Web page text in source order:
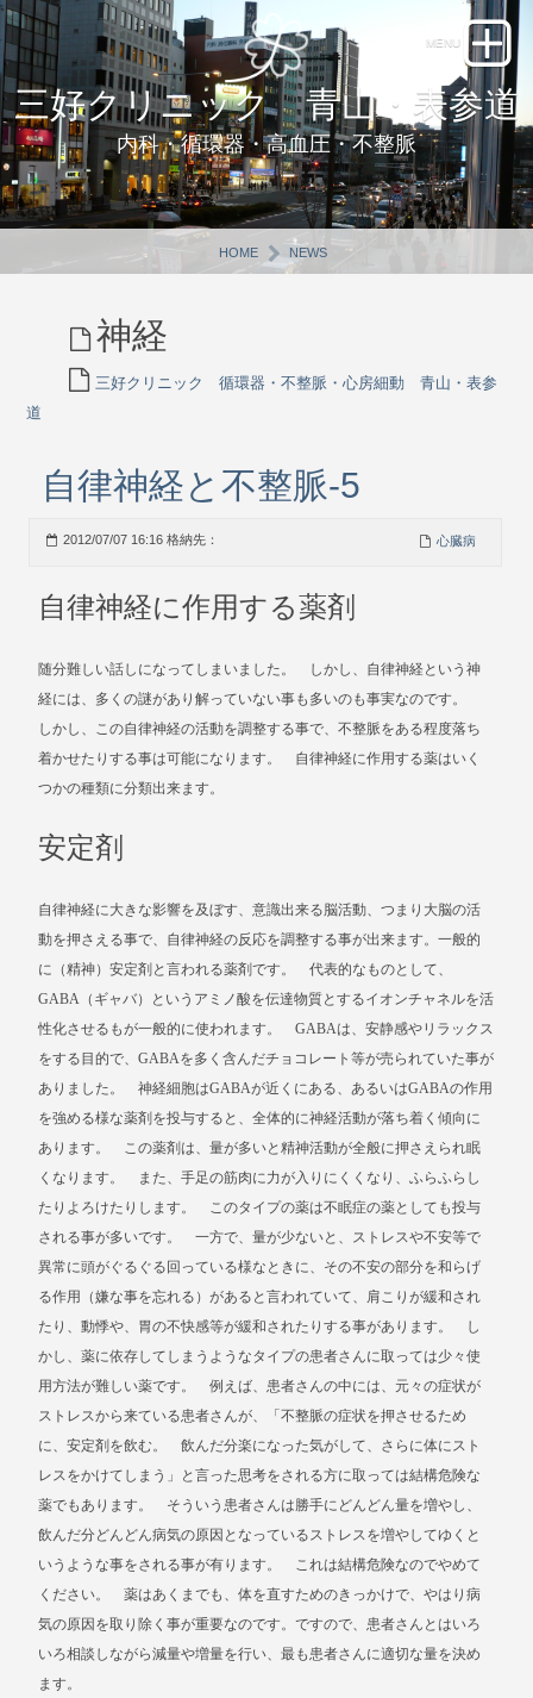
三好クリニック 青山・表参道
内科・循環器・高血圧・不整脈
HOME NEWS
神経
三好クリニック 循環器・不整脈・心房細動 青山・表参
道
自律神経と不整脈-5
2012/07/07 16:16 格納先： 心臓病
自律神経に作用する薬剤
随分難しい話しになってしまいました。 しかし、自律神経という神
経には、多くの謎があり解っていない事も多いのも事実なのです。
しかし、この自律神経の活動を調整する事で、不整脈をある程度落ち
着かせたりする事は可能になります。 自律神経に作用する薬はいく
つかの種類に分類出来ます。
安定剤
自律神経に大きな影響を及ぼす、意識出来る脳活動、つまり大脳の活
動を押さえる事で、自律神経の反応を調整する事が出来ます。一般的
に（精神）安定剤と言われる薬剤です。 代表的なものとして、
GABA（ギャバ）というアミノ酸を伝達物質とするイオンチャネルを活
性化させるもが一般的に使われます。 GABAは、安静感やリラックス
をする目的で、GABAを多く含んだチョコレート等が売られていた事が
ありました。 神経細胞はGABAが近くにある、あるいはGABAの作用
を強める様な薬剤を投与すると、全体的に神経活動が落ち着く傾向に
あります。 この薬剤は、量が多いと精神活動が全般に押さえられ眠
くなります。 また、手足の筋肉に力が入りにくくなり、ふらふらし
たりよろけたりします。 このタイプの薬は不眠症の薬としても投与
される事が多いです。 一方で、量が少ないと、ストレスや不安等で
異常に頭がぐるぐる回っている様なときに、その不安の部分を和らげ
る作用（嫌な事を忘れる）があると言われていて、肩こりが緩和され
たり、動悸や、胃の不快感等が緩和されたりする事があります。 し
かし、薬に依存してしまうようなタイプの患者さんに取っては少々使
用方法が難しい薬です。 例えば、患者さんの中には、元々の症状が
ストレスから来ている患者さんが、「不整脈の症状を押させるため
に、安定剤を飲む。 飲んだ分楽になった気がして、さらに体にスト
レスをかけてしまう」と言った思考をされる方に取っては結構危険な
薬でもあります。 そういう患者さんは勝手にどんどん量を増やし、
飲んだ分どんどん病気の原因となっているストレスを増やしてゆくと
いうような事をされる事が有ります。 これは結構危険なのでやめて
ください。 薬はあくまでも、体を直すためのきっかけで、やはり病
気の原因を取り除く事が重要なのです。ですので、患者さんとはいろ
いろ相談しながら減量や増量を行い、最も患者さんに適切な量を決め
ます。